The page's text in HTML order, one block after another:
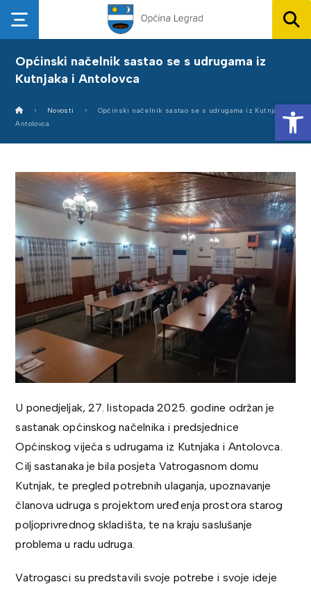
Općinski načelnik sastao se s udrugama iz
Kutnjaka i Antolovca
Novosti
Općinski načelnik sastao se s udrugama iz Kutnjaka i
Antolovca
U ponedjeljak, 27. listopada 2025. godine održan je
sastanak općinskog načelnika i predsjednice
Općinskog vijeća s udrugama iz Kutnjaka i Antolovca.
Cilj sastanaka je bila posjeta Vatrogasnom domu
Kutnjak, te pregled potrebnih ulaganja, upoznavanje
članova udruga s projektom uređenja prostora starog
poljoprivrednog skladišta, te na kraju saslušanje
problema u radu udruga.
Vatrogasci su predstavili svoje potrebe i svoje ideje